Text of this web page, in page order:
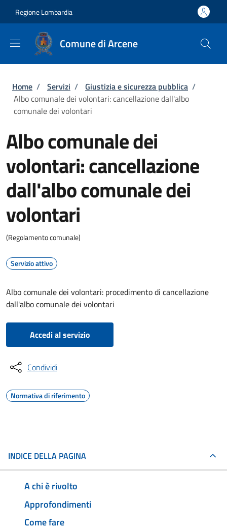
Regione Lombardia
Comune di Arcene
Briciole di pane
Home / Servizi / Giustizia e sicurezza pubblica /
Albo comunale dei volontari: cancellazione dall'albo
comunale dei volontari
Albo comunale dei
volontari: cancellazione
dall'albo comunale dei
volontari
(Regolamento comunale)
Servizio attivo
Albo comunale dei volontari: procedimento di cancellazione
dall'albo comunale dei volontari
Accedi al servizio
Condividi
Normativa di riferimento
INDICE DELLA PAGINA
A chi è rivolto
Approfondimenti
Come fare